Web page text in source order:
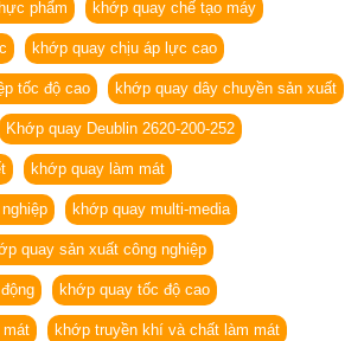
phẩm khớp quay chế tạo máy
khớp quay chịu áp lực cao
tốc độ cao khớp quay dây chuyền sản xuất
Khớp quay Deublin 2620‑200‑252
khớp quay làm mát
khớp quay multi-media
quay sản xuất công nghiệp
khớp quay tốc độ cao
mát khớp truyền khí và chất làm mát